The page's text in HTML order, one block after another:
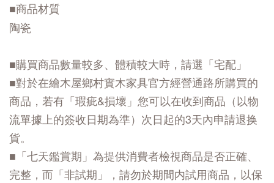
■商品材質
陶瓷
■購買商品數量較多、體積較大時，請選「宅配」
■對於在繪木屋鄉村實木家具官方經營通路所購買的
商品，若有「瑕疵&損壞」您可以在收到商品（以物
流單據上的簽收日期為準）次日起的3天內申請退换
貨。
■「七天鑑賞期」為提供消費者檢視商品是否正確、
完整，而「非試期」，請勿於期間内試用商品，以保